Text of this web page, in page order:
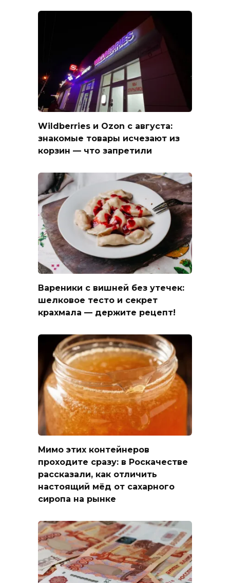
Wildberries и Ozon с августа:
знакомые товары исчезают из
корзин — что запретили
Вареники с вишней без утечек:
шелковое тесто и секрет
крахмала — держите рецепт!
Мимо этих контейнеров
проходите сразу: в Роскачестве
рассказали, как отличить
настоящий мёд от сахарного
сиропа на рынке